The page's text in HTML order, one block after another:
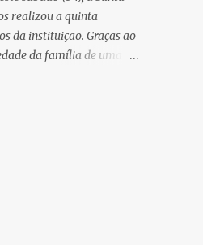
sobre o estado de saúde
da Polícia Militar de
a ocorrência e
realizou a quinta
da instituição. Graças ao
da família de uma